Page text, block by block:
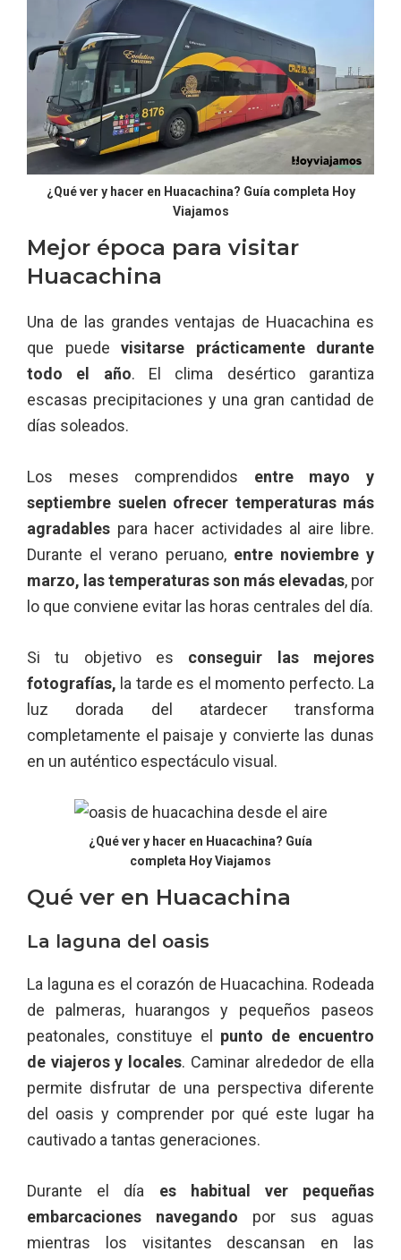
¿Qué ver y hacer en Huacachina? Guía completa Hoy
Viajamos
Mejor época para visitar
Huacachina
Una de las grandes ventajas de Huacachina es
que puede visitarse prácticamente durante
todo el año. El clima desértico garantiza
escasas precipitaciones y una gran cantidad de
días soleados.
Los meses comprendidos entre mayo y
septiembre suelen ofrecer temperaturas más
agradables para hacer actividades al aire libre.
Durante el verano peruano,entre noviembre y
marzo, las temperaturas son más elevadas, por
lo que conviene evitar las horas centrales del día.
Si tu objetivo es conseguir las mejores
fotografías, la tarde es el momento perfecto. La
luz dorada del atardecer transforma
completamente el paisaje y convierte las dunas
en un auténtico espectáculo visual.
¿Qué ver y hacer en Huacachina? Guía
completa Hoy Viajamos
Qué ver en Huacachina
La laguna del oasis
La laguna es el corazón de Huacachina. Rodeada
de palmeras, huarangos y pequeños paseos
peatonales, constituye el punto de encuentro
de viajeros y locales. Caminar alrededor de ella
permite disfrutar de una perspectiva diferente
del oasis y comprender por qué este lugar ha
cautivado a tantas generaciones.
Durante el día es habitual ver pequeñas
embarcaciones navegando por sus aguas
mientras los visitantes descansan en las